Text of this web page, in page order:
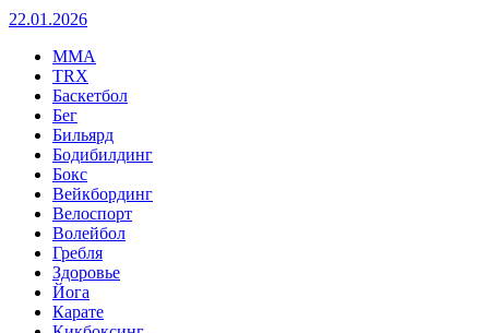
22.01.2026
MMA
TRX
Баскетбол
Бег
Бильярд
Бодибилдинг
Бокс
Вейкбординг
Велоспорт
Волейбол
Гребля
Здоровье
Йога
Карате